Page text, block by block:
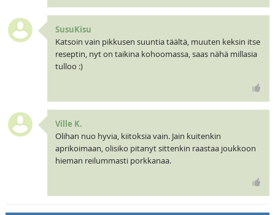
SusuKisu
Katsoin vain pikkusen suuntia täältä, muuten keksin itse
reseptin, nyt on taikina kohoomassa, saas nähä millasia
tulloo :)
Ville K.
Olihan nuo hyvia, kiitoksia vain. Jain kuitenkin
aprikoimaan, olisiko pitanyt sittenkin raastaa joukkoon
hieman reilummasti porkkanaa.